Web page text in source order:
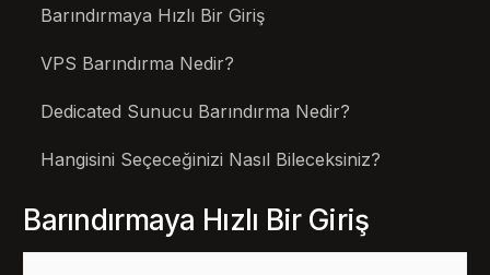
Barındırmaya Hızlı Bir Giriş
VPS Barındırma Nedir?
Dedicated Sunucu Barındırma Nedir?
Hangisini Seçeceğinizi Nasıl Bileceksiniz?
Barındırmaya Hızlı Bir Giriş